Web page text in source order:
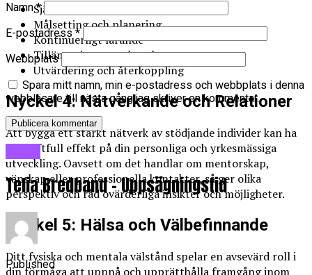
Självmedvetenhet och reflektion
Målsetting och planering
Kontinuerligt lärande
Tillämpning av ny kunskap
Utvärdering och återkoppling
Nyckel 4: Nätverkande och Relationer
Att bygga ett starkt nätverk av stödjande individer kan ha
en kraftfull effekt på din personliga och yrkesmässiga
utveckling. Oavsett om det handlar om mentorskap,
vänskap eller professionella kontakter, så ger olika
perspektiv och råd ovärderliga insikter och möjligheter.
Nyckel 5: Hälsa och Välbefinnande
Ditt fysiska och mentala välstånd spelar en avsevärd roll i
din förmåga att uppnå och upprätthålla framgång inom
Namn*
E-postadress *
Webbplats
Spara mitt namn, min e-postadress och webbplats i denna
webbläsare till nästa gång jag skriver en kommentar.
Telia Bredband – Uppsägningstid
Published